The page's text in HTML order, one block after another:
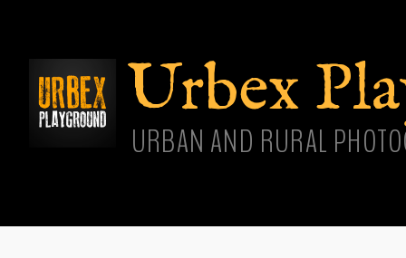
Urbex
URBAN AND RURAL